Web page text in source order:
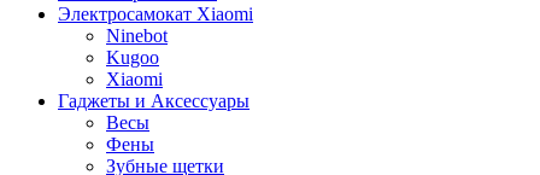
Электросамокат Xiaomi
Ninebot
Kugoo
Xiaomi
Гаджеты и Аксессуары
Весы
Фены
Зубные щетки